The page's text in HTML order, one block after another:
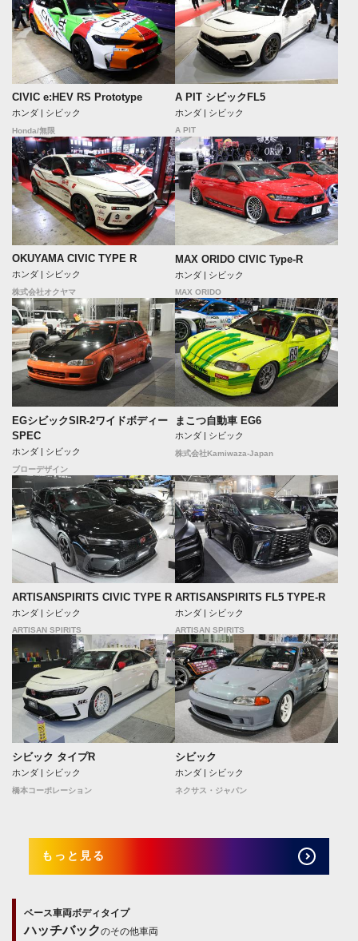
CIVIC e:HEV RS Prototype
ホンダ | シビック
Honda/無限
A PIT シビックFL5
ホンダ | シビック
A PIT
OKUYAMA CIVIC TYPE R
ホンダ | シビック
株式会社オクヤマ
MAX ORIDO CIVIC Type-R
ホンダ | シビック
MAX ORIDO
EGシビックSIR-2ワイドボディー
SPEC
ホンダ | シビック
ブローデザイン
まこつ自動車 EG6
ホンダ | シビック
株式会社Kamiwaza-Japan
ARTISANSPIRITS CIVIC TYPE R
ホンダ | シビック
ARTISAN SPIRITS
ARTISANSPIRITS FL5 TYPE-R
ホンダ | シビック
ARTISAN SPIRITS
シビック タイプR
ホンダ | シビック
橋本コーポレーション
シビック
ホンダ | シビック
ネクサス・ジャパン
もっと見る
ベース車両ボディタイプ
ハッチバックのその他車両